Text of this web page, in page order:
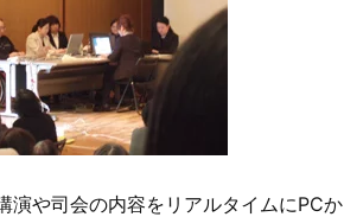
演や司会の内容をリアルタイムにPCか